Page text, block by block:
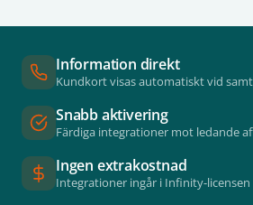
Information direkt
Kundkort visas automatiskt vid
Snabb aktivering
Färdiga integrationer mot ledande
Ingen extrakostnad
Integrationer ingår i Infinity-licensen